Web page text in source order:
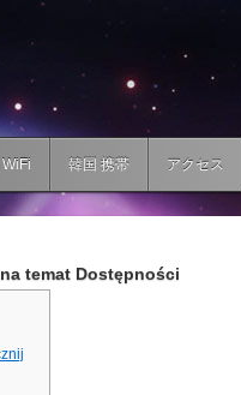
韓国 携帯 アクセス
temat Dostępności